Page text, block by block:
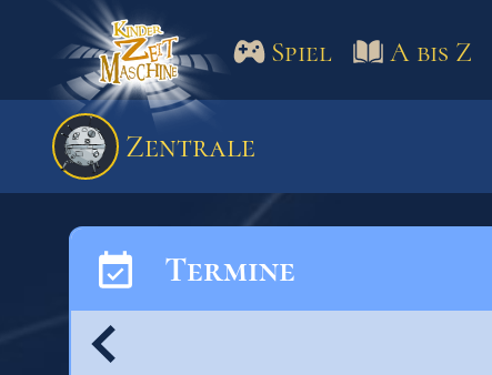
Spiel
Spiel A bis Z
Zentrale
Termine